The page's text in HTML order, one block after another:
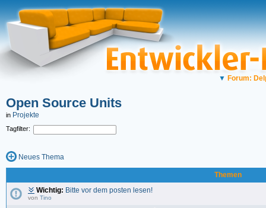
▼ Forum:
Open Source Units
in Projekte
Tagfilter:
Neues Thema
Themen
Wichtig: Bitte vor dem posten lesen!
von Tino